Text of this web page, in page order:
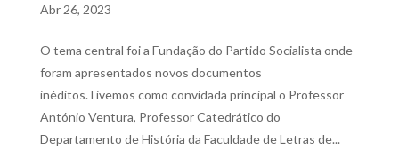
Abr 26, 2023
O tema central foi a Fundação do Partido Socialista onde
foram apresentados novos documentos
inéditos.Tivemos como convidada principal o Professor
António Ventura, Professor Catedrático do
Departamento de História da Faculdade de Letras de...